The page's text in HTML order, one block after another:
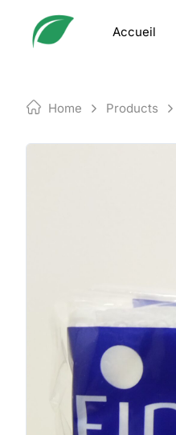
content
Accueil
Home Products